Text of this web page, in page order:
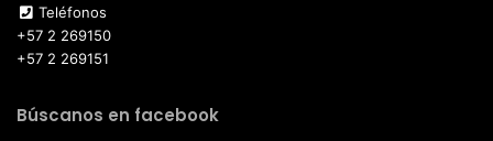
Teléfonos
+57 2 269150
+57 2 269151
Búscanos en facebook